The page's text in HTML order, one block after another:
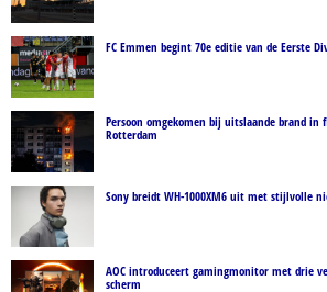
FC Emmen begint 70e editie van de Eerste
Persoon omgekomen bij uitslaande brand in
Rotterdam
Sony breidt WH-1000XM6 uit met stijlvolle
AOC introduceert gamingmonitor met drie
scherm